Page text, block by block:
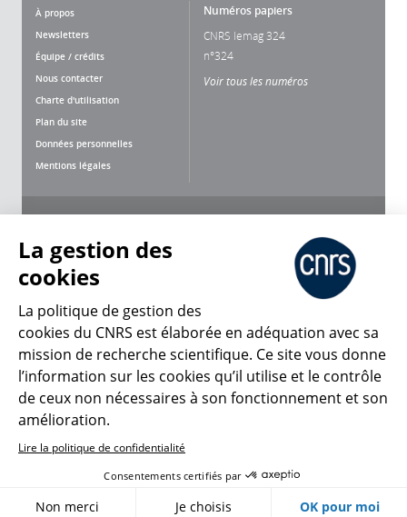
À propos
Newsletters
Équipe / crédits
Nous contacter
Charte d'utilisation
Plan du site
Données personnelles
Mentions légales
Numéros papiers
CNRS lemag 324
n°324
Voir tous les numéros
CNRS Le Mag
© 2026, CNRS
Créer un compte Se connecter
Gestion des cookies
La gestion des
cookies
La politique de gestion des
cookies du CNRS est élaborée en adéquation avec sa
mission de recherche scientifique. Ce site vous donne
l’information sur les cookies qu’il utilise et le contrôle
de ceux non nécessaires à son fonctionnement et son
amélioration.
Lire la politique de confidentialité
Consentements certifiés par
Non merci Je choisis OK pour moi